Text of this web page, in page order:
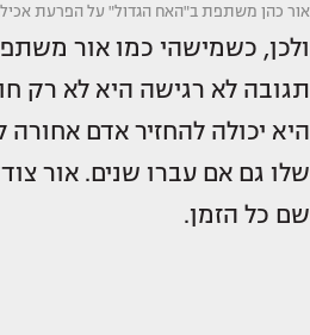
אור כהן משתפת ב"האח הגדול" על הפרעת אכילה
ולכן, כשמישהי כמו אור
תגובה לא רגישה היא לא רק
היא יכולה להחזיר אדם אחורה
שלו גם אם עברו שנים. אור
שם כל הזמן.